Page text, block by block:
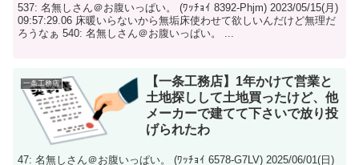
537: 名無しさん＠お腹いっぱい。 (ﾜｯﾁｮｲ 8392-Phjm) 2023/05/15(月)
09:57:29.06 床暖いらないから無垢床使わせて欲しいんだけど無理だ
ろうなぁ 540: 名無しさん＠お腹いっぱい。 ...
一条工務店
【一条工務店】1年かけて営業と
土地探しして土地買ったけど、他
メーカーで建てて下さいで放り投
げられたわ
47: 名無しさん＠お腹いっぱい。 (ﾜｯﾁｮｲ 6578-G7LV) 2025/06/01(日)